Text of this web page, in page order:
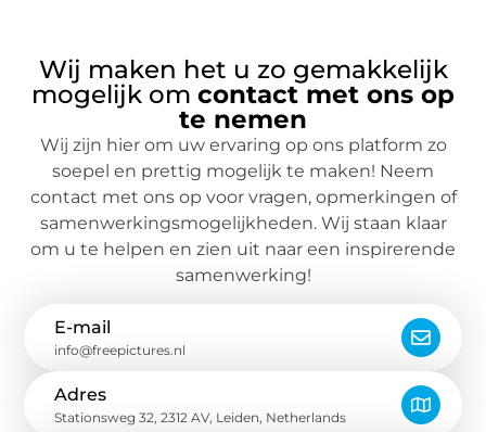
Wij maken het u zo gemakkelijk
mogelijk om contact met ons op
te nemen
Wij zijn hier om uw ervaring op ons platform zo
soepel en prettig mogelijk te maken! Neem
contact met ons op voor vragen, opmerkingen of
samenwerkingsmogelijkheden. Wij staan klaar
om u te helpen en zien uit naar een inspirerende
samenwerking!
E-mail
info@freepictures.nl
Adres
Stationsweg 32, 2312 AV, Leiden, Netherlands